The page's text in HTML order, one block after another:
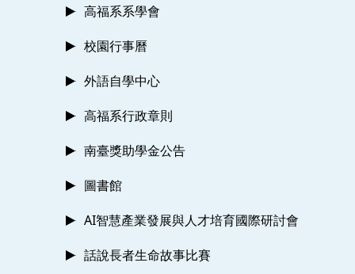
高福系系學會
校園行事曆
外語自學中心
高福系行政章則
南臺獎助學金公告
圖書館
AI智慧產業發展與人才培育國際研討會
話說長者生命故事比賽